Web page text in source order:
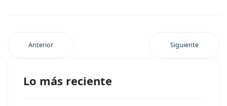
Anterior Siguiente
Lo más reciente